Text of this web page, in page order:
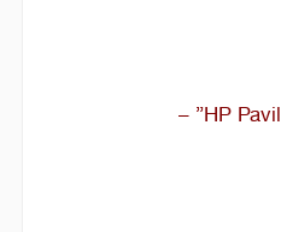
HP Pavilion Sleekbook 14-b000se laptop disassemble “For beginners” –